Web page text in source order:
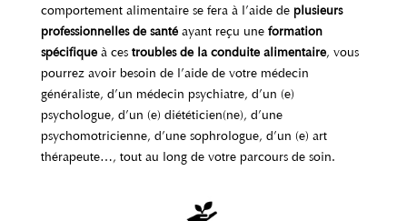
comportement alimentaire se fera à l’aide de plusieurs
professionnelles de santéayant reçu une formation
spécifiqueà ces troubles de la conduite alimentaire, vous
pourrez avoir besoin de l’aide de votre médecin
généraliste, d’un médecin psychiatre, d’un (e)
psychologue, d’un (e) diététicien(ne), d’une
psychomotricienne, d’une sophrologue, d’un (e) art
thérapeute…, tout au long de votre parcours de soin.